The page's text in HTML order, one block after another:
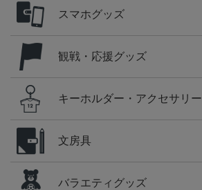
スマホグッズ
観戦・応援グッズ
キーホルダー・アクセサリー
文房具
バラエティグッズ